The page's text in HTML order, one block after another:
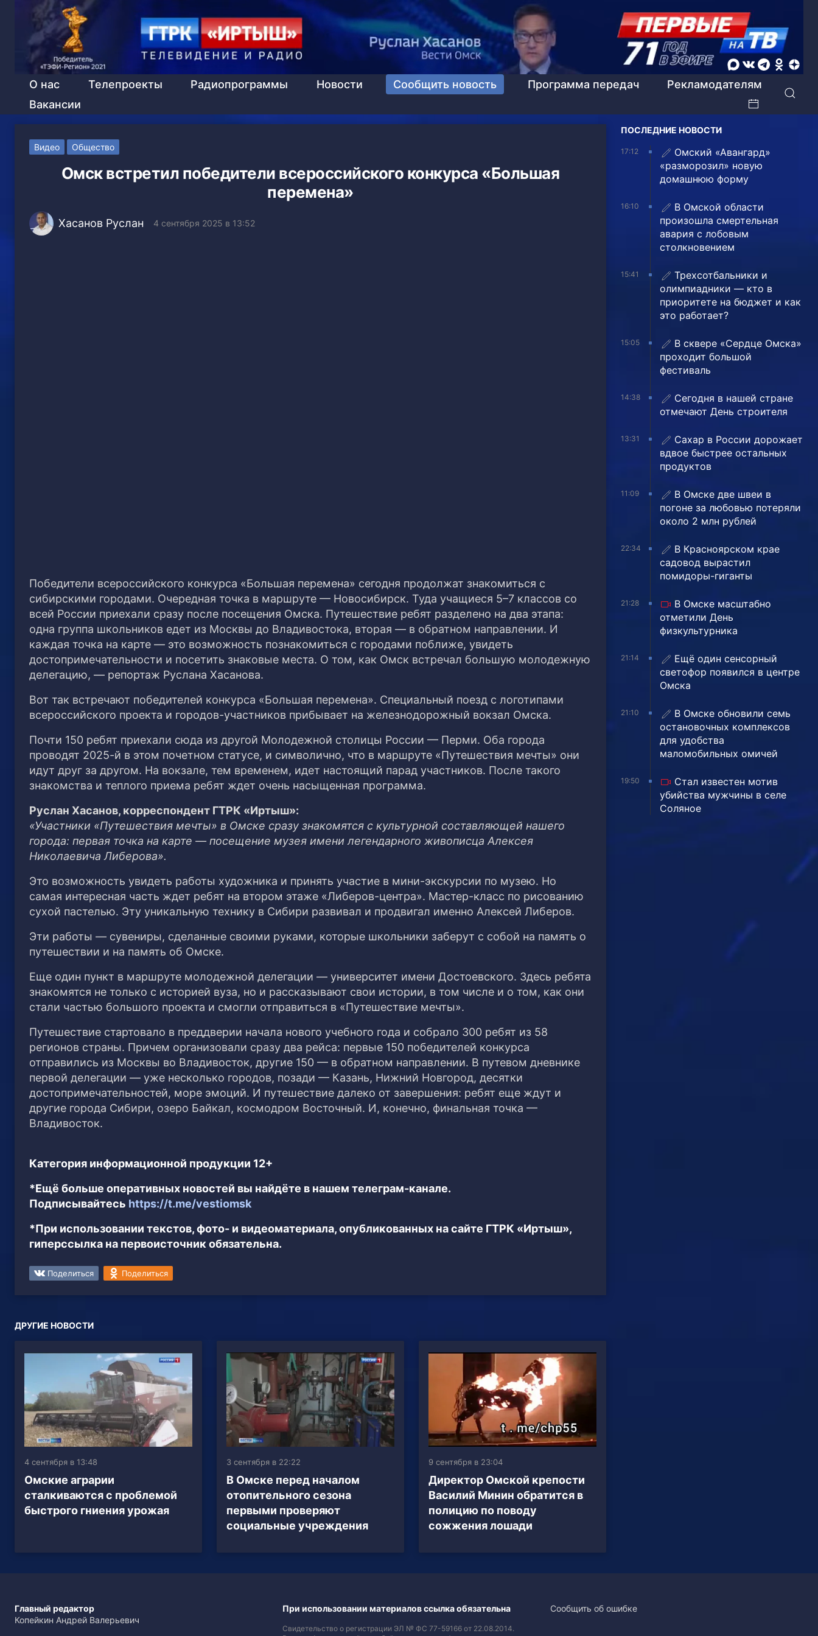
О нас Телепроекты Радиопрограммы Новости Сообщить новость Программа передач
Рекламодателям
Вакансии
Видео Общество
Омск встретил победители всероссийского конкурса «Большая
перемена»
Хасанов Руслан 4 сентября 2025 в 13:52
Победители всероссийского конкурса «Большая перемена» сегодня продолжат знакомиться с
сибирскими городами. Очередная точка в маршруте — Новосибирск. Туда учащиеся 5–7 классов со
всей России приехали сразу после посещения Омска. Путешествие ребят разделено на два этапа:
одна группа школьников едет из Москвы до Владивостока, вторая — в обратном направлении. И
каждая точка на карте — это возможность познакомиться с городами поближе, увидеть
достопримечательности и посетить знаковые места. О том, как Омск встречал большую молодежную
делегацию, — репортаж Руслана Хасанова.
Вот так встречают победителей конкурса «Большая перемена». Специальный поезд с логотипами
всероссийского проекта и городов-участников прибывает на железнодорожный вокзал Омска.
Почти 150 ребят приехали сюда из другой Молодежной столицы России — Перми. Оба города
проводят 2025-й в этом почетном статусе, и символично, что в маршруте «Путешествия мечты» они
идут друг за другом. На вокзале, тем временем, идет настоящий парад участников. После такого
знакомства и теплого приема ребят ждет очень насыщенная программа.
Руслан Хасанов, корреспондент ГТРК «Иртыш»:
«Участники «Путешествия мечты» в Омске сразу знакомятся с культурной составляющей нашего
города: первая точка на карте — посещение музея имени легендарного живописца Алексея
Николаевича Либерова».
Это возможность увидеть работы художника и принять участие в мини-экскурсии по музею. Но
самая интересная часть ждет ребят на втором этаже «Либеров-центра». Мастер-класс по рисованию
сухой пастелью. Эту уникальную технику в Сибири развивал и продвигал именно Алексей Либеров.
Эти работы — сувениры, сделанные своими руками, которые школьники заберут с собой на память о
путешествии и на память об Омске.
Еще один пункт в маршруте молодежной делегации — университет имени Достоевского. Здесь ребята
знакомятся не только с историей вуза, но и рассказывают свои истории, в том числе и о том, как они
стали частью большого проекта и смогли отправиться в «Путешествие мечты».
Путешествие стартовало в преддверии начала нового учебного года и собрало 300 ребят из 58
регионов страны. Причем организовали сразу два рейса: первые 150 победителей конкурса
отправились из Москвы во Владивосток, другие 150 — в обратном направлении. В путевом дневнике
первой делегации — уже несколько городов, позади — Казань, Нижний Новгород, десятки
достопримечательностей, море эмоций. И путешествие далеко от завершения: ребят еще ждут и
другие города Сибири, озеро Байкал, космодром Восточный. И, конечно, финальная точка —
Владивосток.
Категория информационной продукции 12+
*Ещё больше оперативных новостей вы найдёте в нашем телеграм-канале.
Подписывайтесь https://t.me/vestiomsk
*При использовании текстов, фото- и видеоматериала, опубликованных на сайте ГТРК «Иртыш»,
гиперссылка на первоисточник обязательна.
Поделиться Поделиться
ДРУГИЕ НОВОСТИ
4 сентября в 13:48
Омские аграрии
сталкиваются с проблемой
быстрого гниения урожая
3 сентября в 22:22
В Омске перед началом
отопительного сезона
первыми проверяют
социальные учреждения
9 сентября в 23:04
Директор Омской крепости
Василий Минин обратится в
полицию по поводу
сожжения лошади
ПОСЛЕДНИЕ НОВОСТИ
17:12
Омский «Авангард»
«разморозил» новую
домашнюю форму
16:10
В Омской области
произошла смертельная
авария с лобовым
столкновением
15:41
Трехсотбальники и
олимпиадники — кто в
приоритете на бюджет и как
это работает?
15:05
В сквере «Сердце Омска»
проходит большой
фестиваль
14:38
Сегодня в нашей стране
отмечают День строителя
13:31
Сахар в России дорожает
вдвое быстрее остальных
продуктов
11:09
В Омске две швеи в
погоне за любовью потеряли
около 2 млн рублей
22:34
В Красноярском крае
садовод вырастил
помидоры-гиганты
21:28
В Омске масштабно
отметили День
физкультурника
21:14
Ещё один сенсорный
светофор появился в центре
Омска
21:10
В Омске обновили семь
остановочных комплексов
для удобства
маломобильных омичей
19:50
Стал известен мотив
убийства мужчины в селе
Соляное
Главный редактор
Копейкин Андрей Валерьевич
При использовании материалов ссылка обязательна
Свидетельство о регистрации ЭЛ № ФС 77-59166 от 22.08.2014.
Сообщить об ошибке